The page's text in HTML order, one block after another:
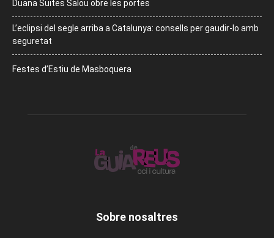
Duana Suites Salou obre les portes
L’eclipsi del segle arriba a Catalunya: consells per gaudir-lo amb
seguretat
Festes d’Estiu de Masboquera
Sobre nosaltres